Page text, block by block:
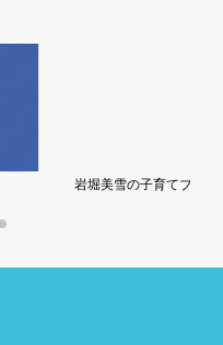
岩堀美雪の子育てブログ